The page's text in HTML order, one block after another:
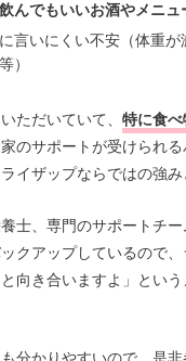
飲んでもいいお酒やメニュ
言いにくい不安（体重が
）
ただいていて、 特に食
のサポートが受けられ
イザップならではの強み
士、専門のサポートチ
クアップしているので
と向き合いますよ」とい